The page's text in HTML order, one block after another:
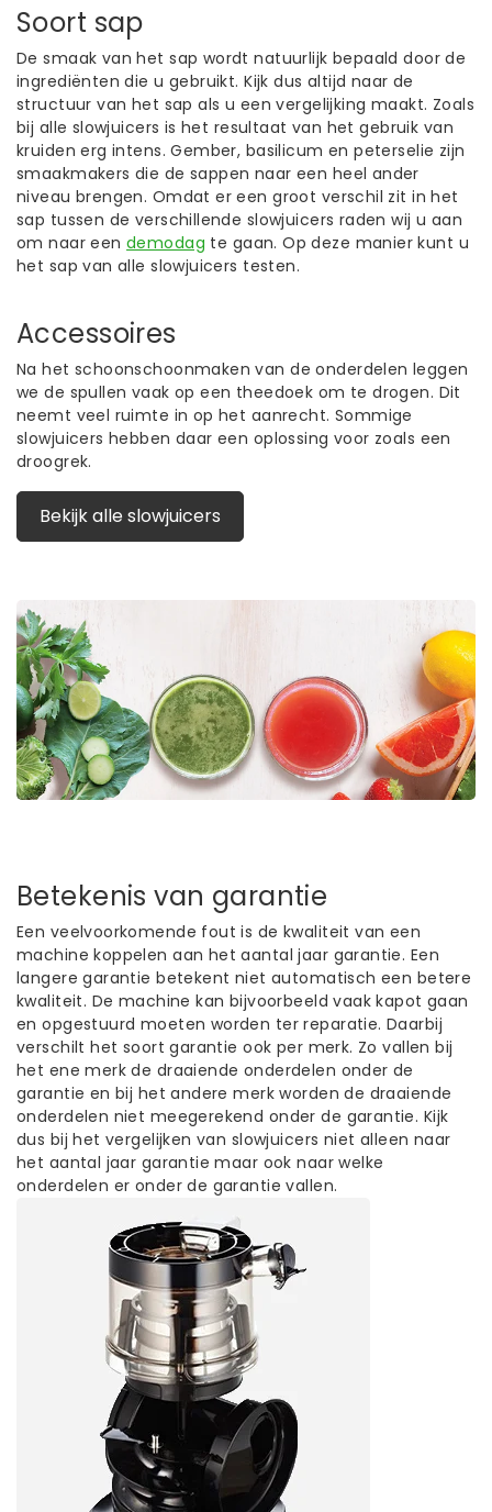
Soort sap
De smaak van het sap wordt natuurlijk bepaald door de
ingrediënten die u gebruikt. Kijk dus altijd naar de
structuur van het sap als u een vergelijking maakt. Zoals
bij alle slowjuicers is het resultaat van het gebruik van
kruiden erg intens. Gember, basilicum en peterselie zijn
smaakmakers die de sappen naar een heel ander
niveau brengen. Omdat er een groot verschil zit in het
sap tussen de verschillende slowjuicers raden wij u aan
om naar eendemodag te gaan. Op deze manier kunt u
het sap van alle slowjuicers testen.
Accessoires
Na het schoonschoonmaken van de onderdelen leggen
we de spullen vaak op een theedoek om te drogen. Dit
neemt veel ruimte in op het aanrecht. Sommige
slowjuicers hebben daar een oplossing voor zoals een
droogrek.
Bekijk alle slowjuicers
Betekenis van garantie
Een veelvoorkomende fout is de kwaliteit van een
machine koppelen aan het aantal jaar garantie. Een
langere garantie betekent niet automatisch een betere
kwaliteit. De machine kan bijvoorbeeld vaak kapot gaan
en opgestuurd moeten worden ter reparatie. Daarbij
verschilt het soort garantie ook per merk. Zo vallen bij
het ene merk de draaiende onderdelen onder de
garantie en bij het andere merk worden de draaiende
onderdelen niet meegerekend onder de garantie. Kijk
dus bij het vergelijken van slowjuicers niet alleen naar
het aantal jaar garantie maar ook naar welke
onderdelen er onder de garantie vallen.